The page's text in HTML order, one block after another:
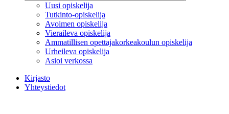
Uusi opiskelija
Tutkinto-opiskelija
Avoimen opiskelija
Vieraileva opiskelija
Ammatillisen opettajakorkeakoulun opiskelija
Urheileva opiskelija
Asioi verkossa
Kirjasto
Yhteystiedot